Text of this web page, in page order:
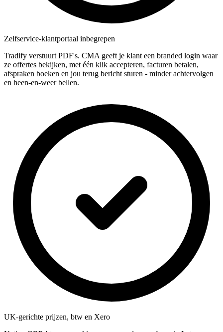
Zelfservice-klantportaal inbegrepen
Tradify verstuurt PDF's. CMA geeft je klant een branded login waar
ze offertes bekijken, met één klik accepteren, facturen betalen,
afspraken boeken en jou terug bericht sturen - minder achtervolgen
en heen-en-weer bellen.
UK-gerichte prijzen, btw en Xero